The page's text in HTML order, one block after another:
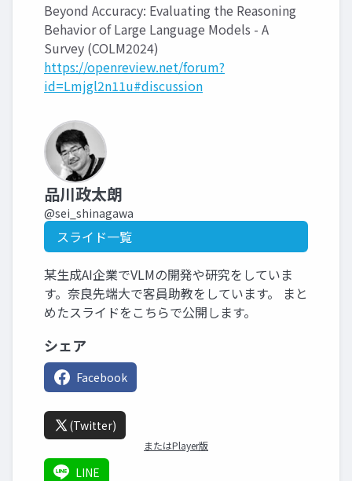
Beyond Accuracy: Evaluating the Reasoning
Behavior of Large Language Models - A
Survey (COLM2024)
https://openreview.net/forum?
id=Lmjgl2n11u#discussion
品川政太朗
@sei_shinagawa
スライド一覧
某生成AI企業でVLMの開発や研究をしていま
す。奈良先端大で客員助教をしています。 まと
めたスライドをこちらで公開します。
シェア
Facebook
(Twitter)
またはPlayer版
LINE